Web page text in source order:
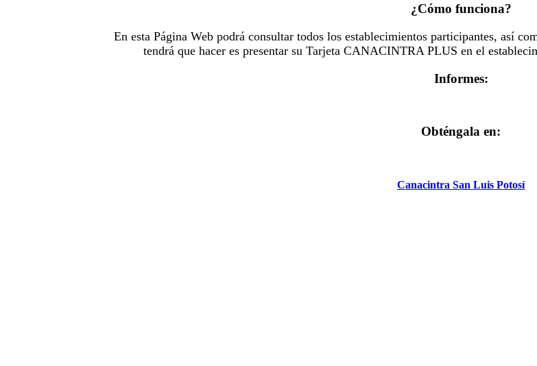
¿Cómo funciona?
En esta Página Web podrá consultar todos los establecimientos participantes, así
tendrá que hacer es presentar su Tarjeta CANACINTRA PLUS en el
Informes:
Obténgala en:
Canacintra San Luis Potosí